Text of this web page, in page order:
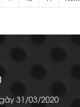
31/03/2020